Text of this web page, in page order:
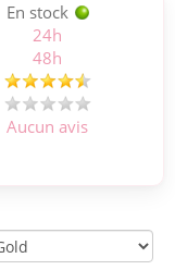
En stock
24h
48h
Aucun avis